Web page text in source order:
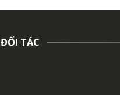
ĐỐI TÁC